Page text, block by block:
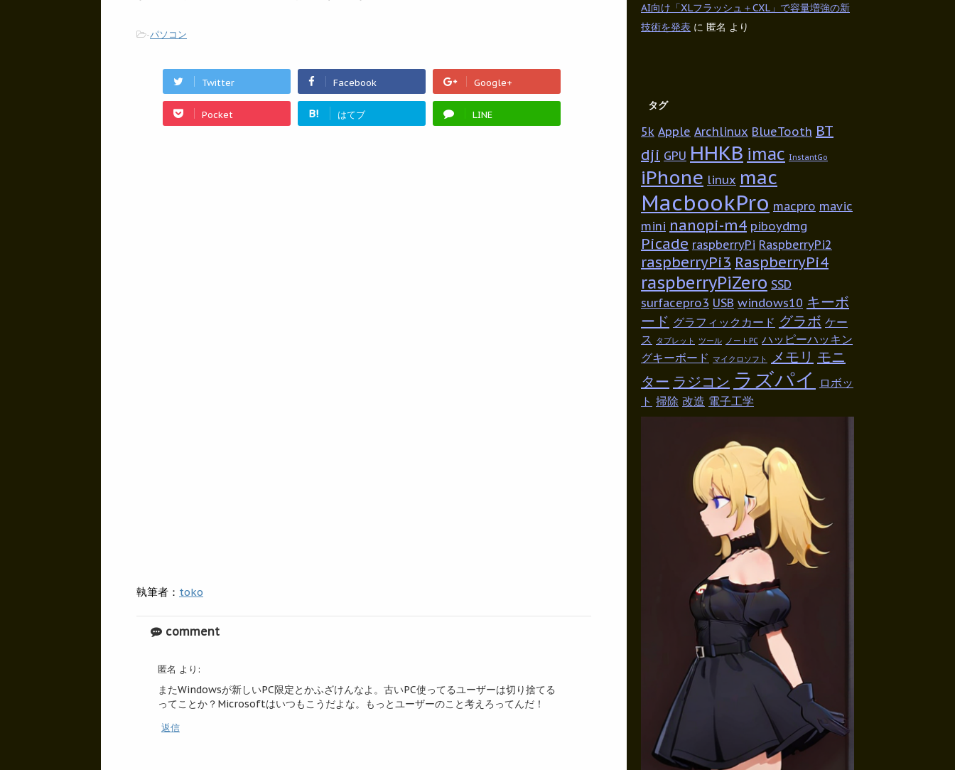
-パソコン
Twitter Facebook Google+
Pocket B! はてブ LINE
執筆者： toko
comment
匿名 より:
またWindowsが新しいPC限定とかふざけんなよ。古いPC使ってるユーザーは切り捨てる
ってことか？Microsoftはいつもこうだよな。もっとユーザーのこと考えろってんだ！
返信
AI向け「XLフラッシュ＋CXL」で容量増強の新
技術を発表 に 匿名 より
タグ
5k Apple Archlinux BlueTooth BT
dji GPU HHKB imac InstantGo
iPhone linux mac
MacbookPro macpro mavic
mini nanopi-m4 piboydmg
Picade raspberryPi RaspberryPi2
raspberryPi3 RaspberryPi4
raspberryPiZero SSD
surfacepro3 USB windows10 キーボ
ード グラフィックカード グラボ ケー
ス タブレット ツール ノートPC ハッピーハッキン
グキーボード マイクロソフト メモリ モニ
ター ラジコン ラズパイ
ロボッ
ト 掃除 改造 電子工学